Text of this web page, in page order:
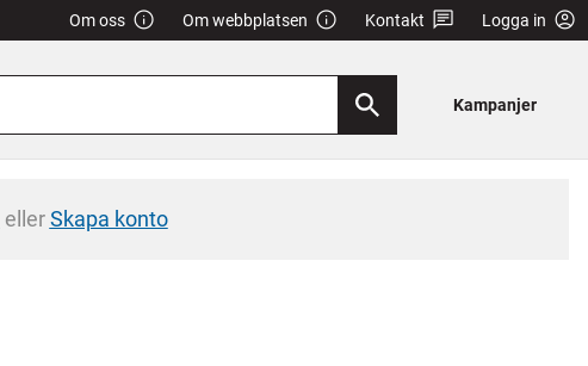
Om oss Om webbplatsen Kontakt Logga in
Kampanjer
ellerSkapa konto